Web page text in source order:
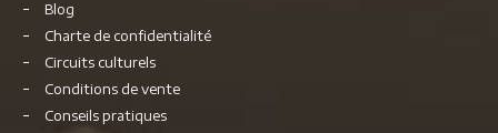
Blog
Charte de confidentialité
Circuits culturels
Conditions de vente
Conseils pratiques